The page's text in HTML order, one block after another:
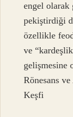
engel
pekiştirdiği
özellikle
ve
gelişmesine
Rönesans
Keşfi